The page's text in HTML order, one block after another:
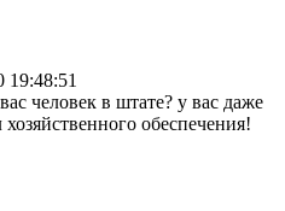
19:48:51
человек в штате? у вас даже
хозяйственного обеспечения!